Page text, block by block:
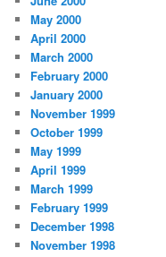
May 2000
April 2000
March 2000
February 2000
January 2000
November 1999
October 1999
May 1999
April 1999
March 1999
February 1999
December 1998
November 1998